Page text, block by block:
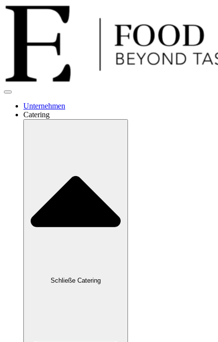
Unternehmen
Catering
Schließe Catering